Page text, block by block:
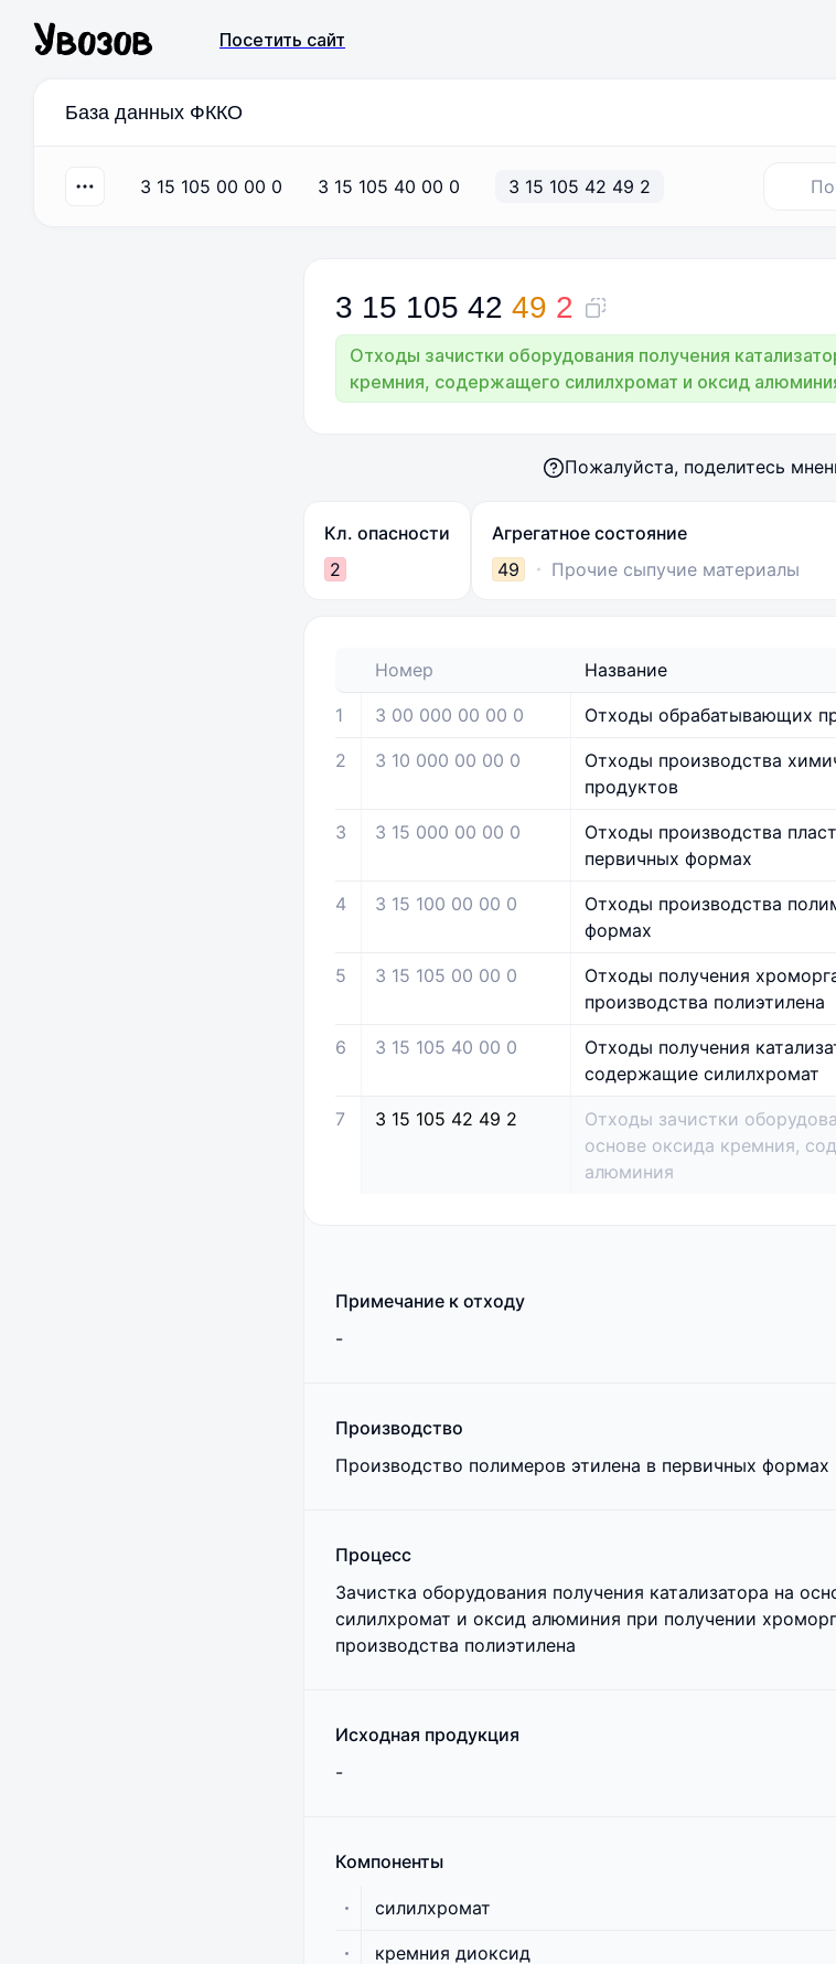
Посетить сайт
База данных ФККО
3 15 105 00 00 0 3 15 105 40 00 0 3 15 105 42 49 2
3 15 105 42 49 2
Отходы зачистки оборудования получения
кремния, содержащего силилхромат и оксид
Пожалуйста, поделитесь
Кл. опасности
2
Агрегатное состояние
49
Прочие сыпучие материалы
Номер Название
1 3 00 000 00 00 0 Отходы обрабатывающих
2 3 10 000 00 00 0
Отходы производства
продуктов
3 3 15 000 00 00 0
Отходы производства
первичных формах
4 3 15 100 00 00 0
Отходы производства
формах
5 3 15 105 00 00 0
Отходы получения
производства полиэтилена
6 3 15 105 40 00 0
Отходы получения
содержащие силилхромат
7 3 15 105 42 49 2
Отходы зачистки
основе оксида кремния,
алюминия
Примечание к отходу
-
Производство
Производство полимеров этилена в первичных формах
Процесс
Зачистка оборудования получения катализатора на
силилхромат и оксид алюминия при получении
производства полиэтилена
Исходная продукция
-
Компоненты
силилхромат
кремния диоксид